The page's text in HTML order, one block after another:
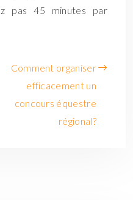
pas 45 minutes par
Comment organiser
efficacement un
concours équestre
régional?